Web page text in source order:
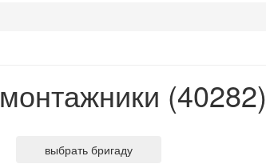
(40282)
выбрать бригаду